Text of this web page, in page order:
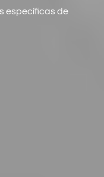
específicas de